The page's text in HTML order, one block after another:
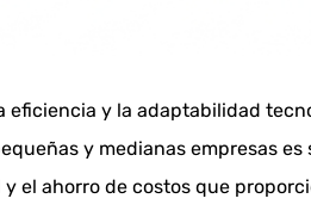
eficiencia y la adaptabilidad
y medianas empresas
el ahorro de costos que